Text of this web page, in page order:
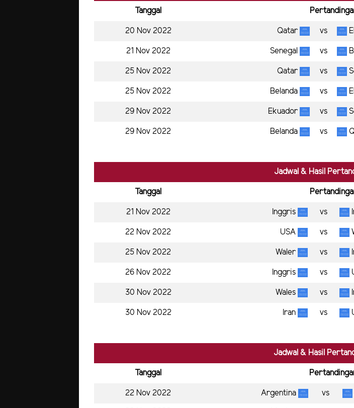
Tanggal
20 Nov 2022 Qatar vs
21 Nov 2022 Senegal vs
25 Nov 2022 Qatar vs
25 Nov 2022 Belanda vs
29 Nov 2022 Ekuador vs
29 Nov 2022 Belanda vs
Jadwal & Hasil
Tanggal
21 Nov 2022 Inggris vs
22 Nov 2022 USA vs
25 Nov 2022 Waler vs
26 Nov 2022 Inggris vs
30 Nov 2022 Wales vs
30 Nov 2022 Iran vs
Jadwal & Hasil
Tanggal
22 Nov 2022 Argentina vs